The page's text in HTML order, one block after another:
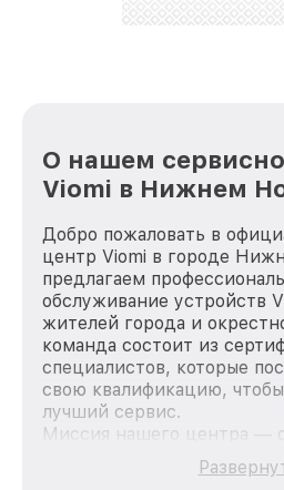
О нашем
Viomi в Нижнем
Добро пожаловать в
центр Viomi в городе
предлагаем
обслуживание устройств
жителей города и
команда состоит из
специалистов, которые
свою квалификацию,
лучший сервис.
Миссия нашего центра —
качественный и
каждого пользователя